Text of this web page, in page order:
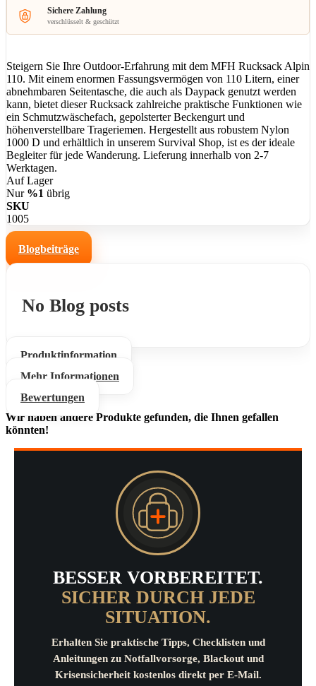
Sichere Zahlung
verschlüsselt & geschützt
Steigern Sie Ihre Outdoor-Erfahrung mit dem MFH Rucksack Alpin
110. Mit einem enormen Fassungsvermögen von 110 Litern, einer
abnehmbaren Seitentasche, die auch als Daypack genutzt werden
kann, bietet dieser Rucksack zahlreiche praktische Funktionen wie
ein Schmutzwäschefach, gepolsterter Beckengurt und
höhenverstellbare Trageriemen. Hergestellt aus robustem Nylon
1000 D und erhältlich in unserem Survival Shop, ist es der ideale
Begleiter für jede Wanderung. Lieferung innerhalb von 2-7
Werktagen.
Auf Lager
Nur %1 übrig
SKU
1005
Blogbeiträge
No Blog posts
Produktinformation
Mehr Informationen
Bewertungen
Wir haben andere Produkte gefunden, die Ihnen gefallen
könnten!
BESSER VORBEREITET.
SICHER DURCH JEDE
SITUATION.
Erhalten Sie praktische Tipps, Checklisten und
Anleitungen zu Notfallvorsorge, Blackout und
Krisensicherheit kostenlos direkt per E-Mail.